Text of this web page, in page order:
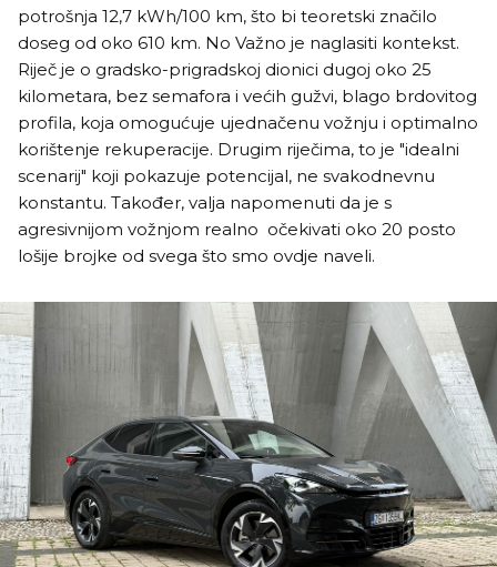
potrošnja 12,7 kWh/100 km, što bi teoretski značilo
doseg od oko 610 km. No Važno je naglasiti kontekst.
Riječ je o gradsko-prigradskoj dionici dugoj oko 25
kilometara, bez semafora i većih gužvi, blago brdovitog
profila, koja omogućuje ujednačenu vožnju i optimalno
korištenje rekuperacije. Drugim riječima, to je "idealni
scenarij" koji pokazuje potencijal, ne svakodnevnu
konstantu. Također, valja napomenuti da je s
agresivnijom vožnjom realno očekivati oko 20 posto
lošije brojke od svega što smo ovdje naveli.